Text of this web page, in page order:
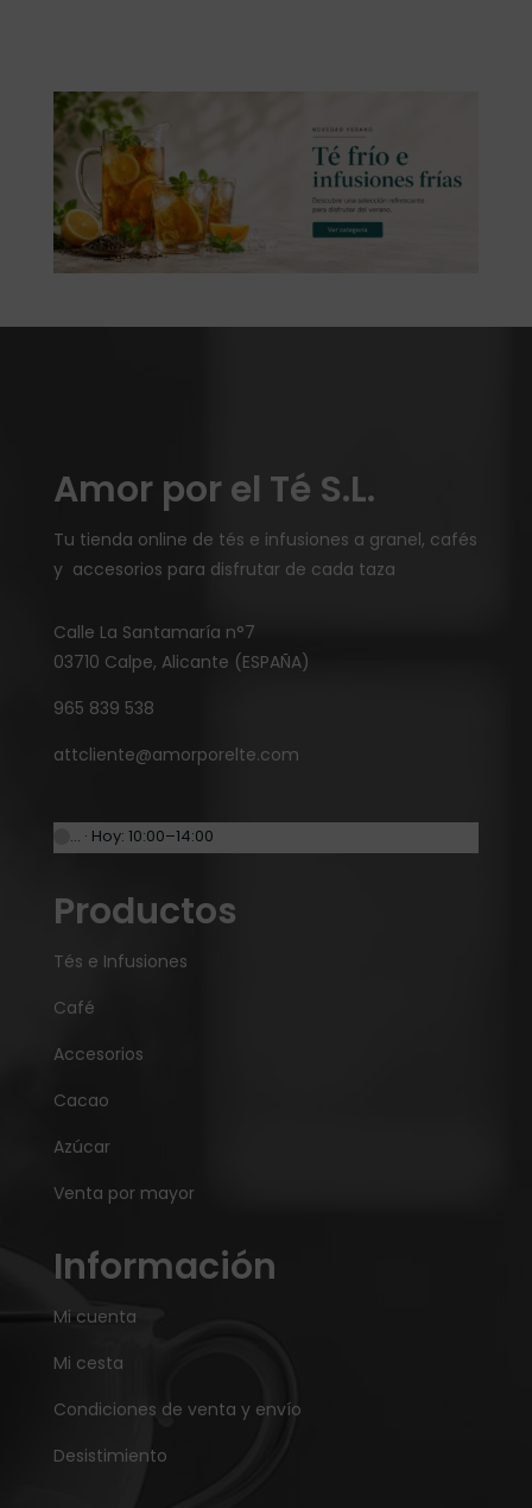
Amor por el Té S.L.
Tu tienda online de tés e infusiones a granel, cafés
y accesorios para disfrutar de cada taza
Calle La Santamaría n°7
03710 Calpe, Alicante (ESPAÑA)
965 839 538
attcliente@amorporelte.com
… · Hoy: 10:00–14:00
Productos
Tés e Infusiones
Café
Accesorios
Cacao
Azúcar
Venta por mayor
Información
Mi cuenta
Mi cesta
Condiciones de venta y envío
Desistimiento